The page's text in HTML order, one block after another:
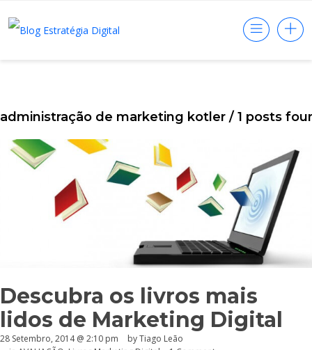
administração de marketing kotler / 1 posts
Descubra os livros mais
lidos de Marketing Digital
28 Setembro, 2014 @ 2:10 pm
by Tiago Leão